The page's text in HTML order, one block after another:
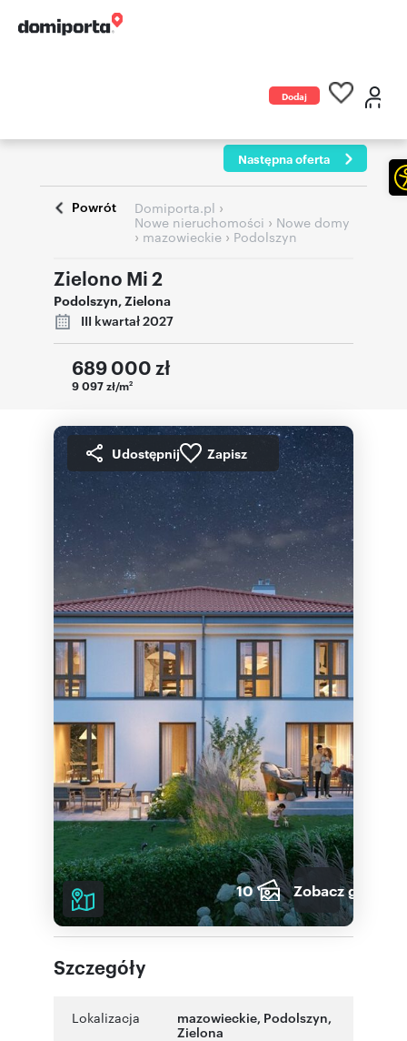
Dodaj
Następna oferta
Powrót Domiporta.pl ›
Nowe nieruchomości › Nowe domy
› mazowieckie › Podolszyn
Zielono Mi 2
Podolszyn,Zielona
III kwartał 2027
689 000 zł
9 097 zł/m2
Udostępnij Zapisz
10 Zobacz galerię
Szczegóły
Lokalizacja mazowieckie, Podolszyn,
Zielona